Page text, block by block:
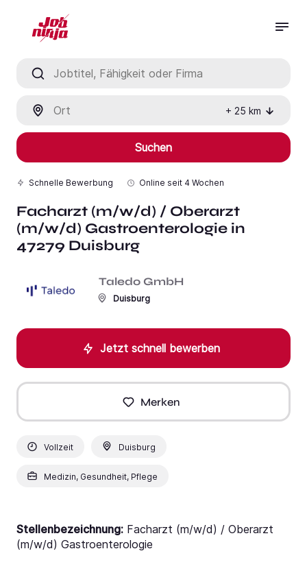
+ 25 km
Suchen
Schnelle Bewerbung Online seit 4 Wochen
Facharzt (m/w/d) / Oberarzt
(m/w/d) Gastroenterologie in
47279 Duisburg
Taledo GmbH
Duisburg
Jetzt schnell bewerben
Merken
Vollzeit Duisburg
Medizin, Gesundheit, Pflege
Stellenbezeichnung: Facharzt (m/w/d) / Oberarzt
(m/w/d) Gastroenterologie